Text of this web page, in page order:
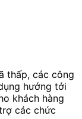
thấp, các công
hướng tới
khách hàng
các chức